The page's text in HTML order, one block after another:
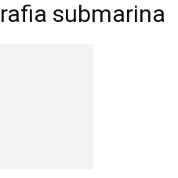
submarina